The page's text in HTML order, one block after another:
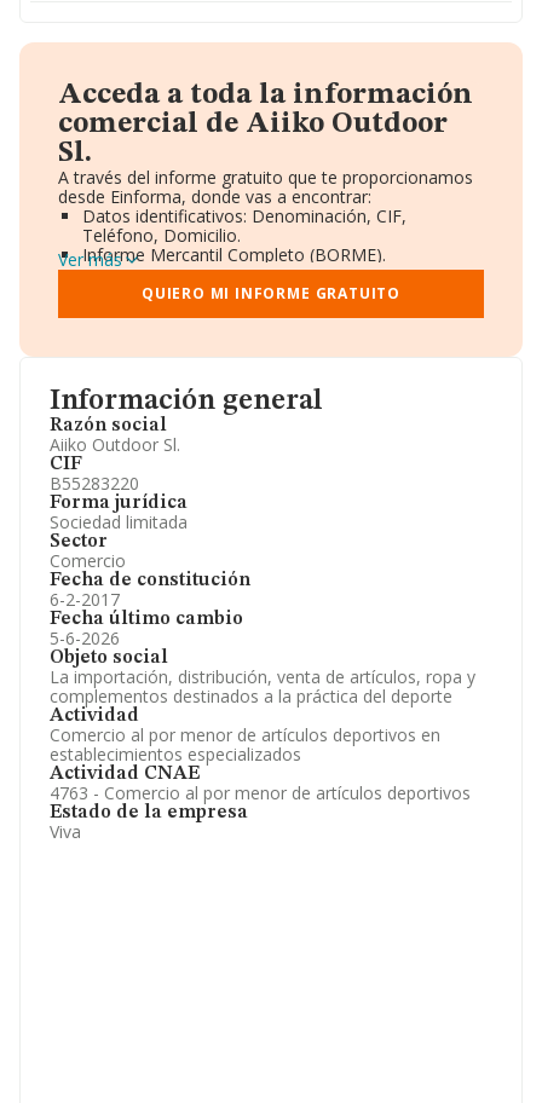
Información general
Razón social
Aiiko Outdoor Sl.
CIF
B55283220
Forma jurídica
Sociedad limitada
Sector
Comercio
Fecha de constitución
6-2-2017
Fecha último cambio
5-6-2026
Objeto social
La importación, distribución, venta de artículos, ropa y
complementos destinados a la práctica del deporte
Actividad
Comercio al por menor de artículos deportivos en
establecimientos especializados
Actividad CNAE
4763 - Comercio al por menor de artículos deportivos
Estado de la empresa
Viva
Acceda a toda la información
comercial de Aiiko Outdoor
Sl.
A través del informe gratuito que te proporcionamos
desde Einforma, donde vas a encontrar:
Datos identificativos: Denominación, CIF,
Teléfono, Domicilio.
Informe Mercantil Completo (BORME).
Gráficos de Evolución Ventas y Empleados.
Consejo de Administración y Administradores.
Directivos y Ejecutivos.
Información oficial y registral complementaria.
Ver más
QUIERO MI INFORME GRATUITO